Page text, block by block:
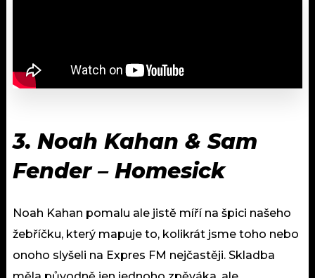
3. Noah Kahan & Sam
Fender – Homesick
Noah Kahan pomalu ale jistě míří na špici našeho
žebříčku, který mapuje to, kolikrát jsme toho nebo
onoho slyšeli na Expres FM nejčastěji. Skladba